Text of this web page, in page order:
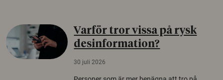
Varför tror vissa på rysk
desinformation?
30 juli 2026